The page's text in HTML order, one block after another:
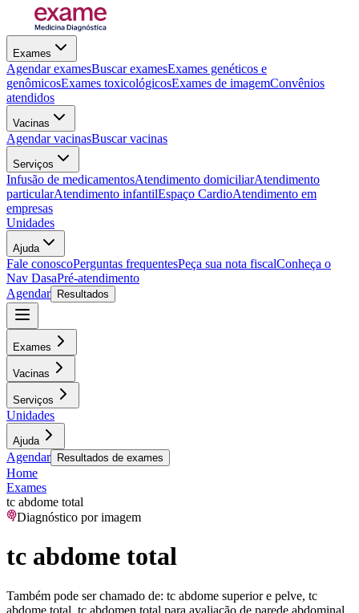
Exames
Agendar examesBuscar examesExames genéticos e
genômicosExames toxicológicosExames de imagemConvênios
atendidos
Vacinas
Agendar vacinasBuscar vacinas
Serviços
Infusão de medicamentosAtendimento domiciliarAtendimento
particularAtendimento infantilEspaço CardioAtendimento em
empresas
Unidades
Ajuda
Fale conoscoPerguntas frequentesPeça sua nota fiscalConheça o
Nav DasaPré-atendimento
Agendar
Resultados
Exames
Vacinas
Serviços
Unidades
Ajuda
Agendar Resultados de exames
Home
Exames
tc abdome total
Diagnóstico por imagem
tc abdome total
Também pode ser chamado de: tc abdome superior e pelve, tc
abdome total, tc abdomen total para avaliação de parede abdominal,